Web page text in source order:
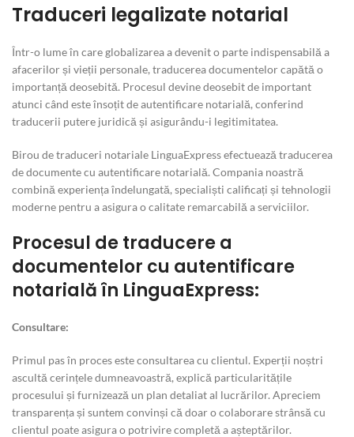
Traduceri legalizate notarial
Într-o lume în care globalizarea a devenit o parte indispensabilă a
afacerilor și vieții personale, traducerea documentelor capătă o
importanță deosebită. Procesul devine deosebit de important
atunci când este însoțit de autentificare notarială, conferind
traducerii putere juridică și asigurându-i legitimitatea.
Birou de traduceri notariale LinguaExpress efectuează traducerea
de documente cu autentificare notarială. Compania noastră
combină experiența îndelungată, specialiști calificați și tehnologii
moderne pentru a asigura o calitate remarcabilă a serviciilor.
Procesul de traducere a
documentelor cu autentificare
notarială în LinguaExpress:
Consultare:
Primul pas în proces este consultarea cu clientul. Experții noștri
ascultă cerințele dumneavoastră, explică particularitățile
procesului și furnizează un plan detaliat al lucrărilor. Apreciem
transparența și suntem convinși că doar o colaborare strânsă cu
clientul poate asigura o potrivire completă a așteptărilor.